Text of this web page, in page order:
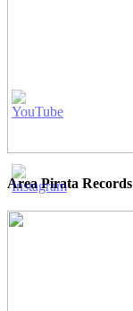
Area Pirata Records